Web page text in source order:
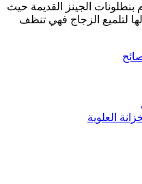
الجينز القديمة حيث
الزجاج فهي تنظف
العلوية